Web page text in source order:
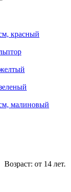
красный
малиновый
Возраст: от 14 лет.